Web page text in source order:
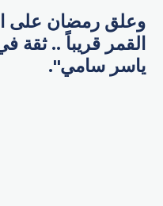
وعلق رمضان على
القمر قريباً .. ثقة
ياسر سامي".